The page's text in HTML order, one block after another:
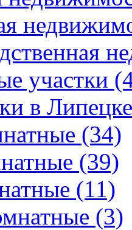
участки
в Липецке
(34)
(39)
(11)
(3)